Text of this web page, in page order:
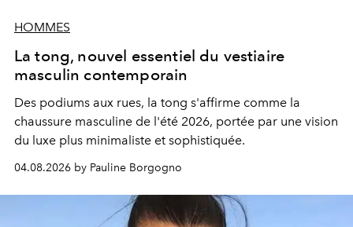
HOMMES
La tong, nouvel essentiel du vestiaire
masculin contemporain
Des podiums aux rues, la tong s'affirme comme la
chaussure masculine de l'été 2026, portée par une vision
du luxe plus minimaliste et sophistiquée.
04.08.2026 by Pauline Borgogno